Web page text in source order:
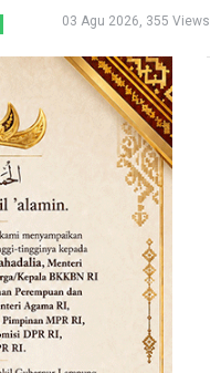
03 Agu 2026, 355 Views